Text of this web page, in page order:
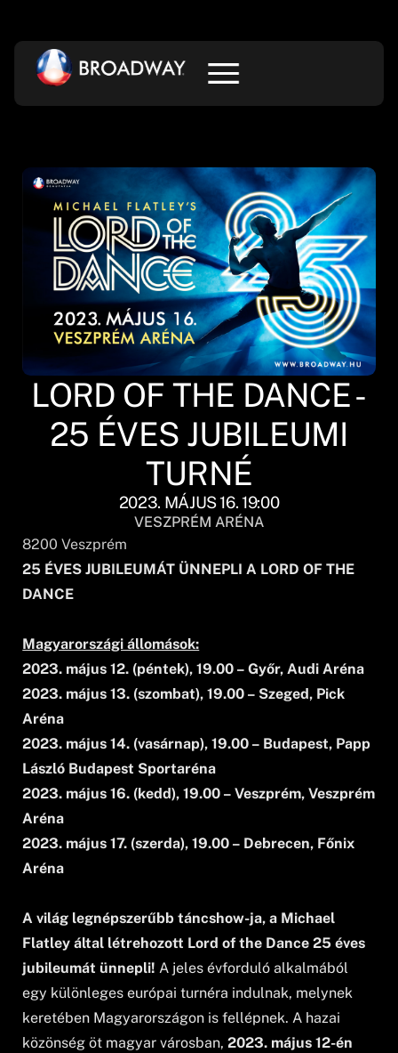
LORD OF THE DANCE -
25 ÉVES JUBILEUMI
TURNÉ
2023. MÁJUS 16. 19:00
VESZPRÉM ARÉNA
8200 Veszprém
25 ÉVES JUBILEUMÁT ÜNNEPLI A LORD OF THE
DANCE
Magyarországi állomások:
2023. május 12. (péntek), 19.00 – Győr, Audi Aréna
2023. május 13. (szombat), 19.00 – Szeged, Pick
Aréna
2023. május 14. (vasárnap), 19.00 – Budapest, Papp
László Budapest Sportaréna
2023. május 16. (kedd), 19.00 – Veszprém, Veszprém
Aréna
2023. május 17. (szerda), 19.00 – Debrecen, Főnix
Aréna
A világ legnépszerűbb táncshow-ja, a Michael
Flatley által létrehozott Lord of the Dance 25 éves
jubileumát ünnepli! A jeles évforduló alkalmából
egy különleges európai turnéra indulnak, melynek
keretében Magyarországon is fellépnek. A hazai
közönség öt magyar városban,2023. május 12-én